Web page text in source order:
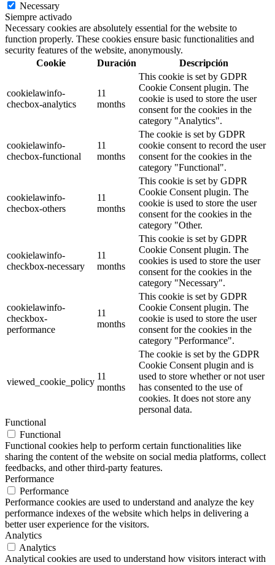
Necessary
Siempre activado
Necessary cookies are absolutely essential for the website to
function properly. These cookies ensure basic functionalities and
security features of the website, anonymously.
Cookie
Duración Descripción
cookielawinfo-
checbox-analytics
11
months
This cookie is set by GDPR
Cookie Consent plugin. The
cookie is used to store the user
consent for the cookies in the
category "Analytics".
cookielawinfo-
checbox-functional
11
months
The cookie is set by GDPR
cookie consent to record the user
consent for the cookies in the
category "Functional".
cookielawinfo-
checbox-others
11
months
This cookie is set by GDPR
Cookie Consent plugin. The
cookie is used to store the user
consent for the cookies in the
category "Other.
cookielawinfo-
checkbox-necessary
11
months
This cookie is set by GDPR
Cookie Consent plugin. The
cookies is used to store the user
consent for the cookies in the
category "Necessary".
cookielawinfo-
checkbox-
performance
11
months
This cookie is set by GDPR
Cookie Consent plugin. The
cookie is used to store the user
consent for the cookies in the
category "Performance".
viewed_cookie_policy
11
months
The cookie is set by the GDPR
Cookie Consent plugin and is
used to store whether or not user
has consented to the use of
cookies. It does not store any
personal data.
Functional
Functional
Functional cookies help to perform certain functionalities like
sharing the content of the website on social media platforms, collect
feedbacks, and other third-party features.
Performance
Performance
Performance cookies are used to understand and analyze the key
performance indexes of the website which helps in delivering a
better user experience for the visitors.
Analytics
Analytics
Analytical cookies are used to understand how visitors interact with